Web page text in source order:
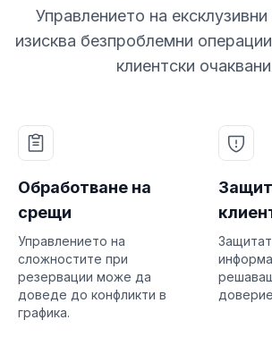
Управлението на
изисква безпроблемни
клиентски
Обработване на
срещи
Управлението на
сложностите при
резервации може да
доведе до конфликти в
графика.